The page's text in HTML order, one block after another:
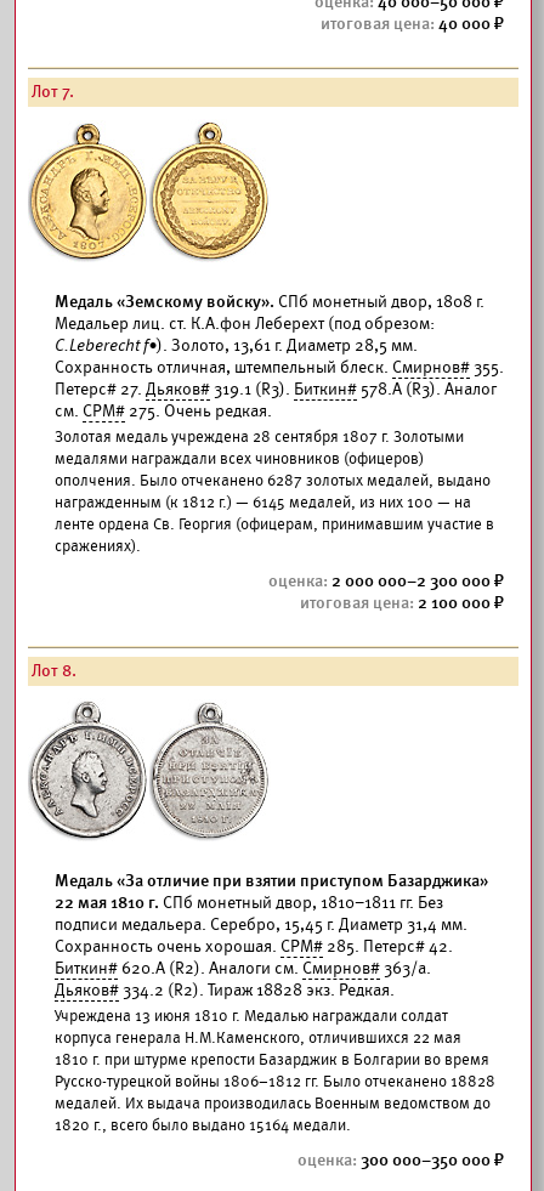
40 000
Лот 7.
Медаль «Земскому войску». СПб монетный двор, 1808 г.
Медальер лиц. ст. К.А.фон Леберехт (под обрезом:
C.Leberecht f•). Золото, 13,61 г. Диаметр 28,5 мм.
Сохранность отличная, штемпельный блеск. Смирнов#355.
Петерс# 27. Дьяков#319.1 (R3). Биткин# 578.А (R3). Аналог
см. СРМ# 275. Очень редкая.
Золотая медаль учреждена 28 сентября 1807 г. Золотыми
медалями награждали всех чиновников (офицеров)
ополчения. Было отчеканено 6287 золотых медалей, выдано
награжденным (к 1812 г.) — 6145 медалей, из них 100 — на
ленте ордена Св. Георгия (офицерам, принимавшим участие в
сражениях).
2 000 000–2 300 000
2 100 000
Лот 8.
Медаль «За отличие при взятии приступом Базарджика»
22 мая 1810 г. СПб монетный двор, 1810–1811 гг. Без
подписи медальера. Серебро, 15,45 г. Диаметр 31,4 мм.
Сохранность очень хорошая. СРМ# 285. Петерс# 42.
Биткин# 620.А (R2). Аналоги см. Смирнов#363/а.
Дьяков#334.2 (R2). Тираж 18828 экз. Редкая.
Учреждена 13 июня 1810 г. Медалью награждали солдат
корпуса генерала Н.М.Каменского, отличившихся 22 мая
1810 г. при штурме крепости Базарджик в Болгарии во время
Русско-турецкой войны 1806–1812 гг. Было отчеканено 18828
медалей. Их выдача производилась Военным ведомством до
1820 г., всего было выдано 15164 медали.
300 000–350 000